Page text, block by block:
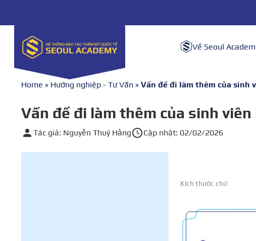
Về Seoul
Home » Hướng nghiệp - Tư Vấn » Vấn đề đi làm thêm của sinh
Vấn đề đi làm thêm của sinh
Tác giả: Nguyễn Thuý Hằng Cập nhật: 02/02/2026
Kích thước chữ